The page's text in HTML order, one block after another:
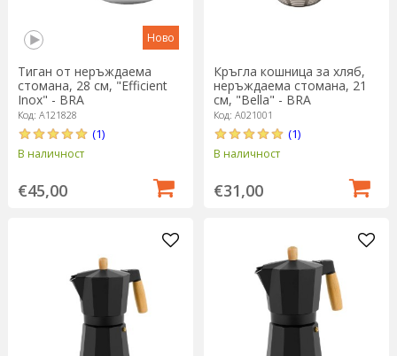
Ново
Тиган от неръждаема
стомана, 28 см, "Efficient
Inox" - BRA
Код: A121828
(1)
В наличност
€45,00
Кръгла кошница за хляб,
неръждаема стомана, 21
см, "Bella" - BRA
Код: A021001
(1)
В наличност
€31,00